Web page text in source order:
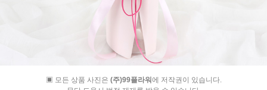
▣ 모든 상품 사진은 (주)99플라워에 저작권이 있습니다.